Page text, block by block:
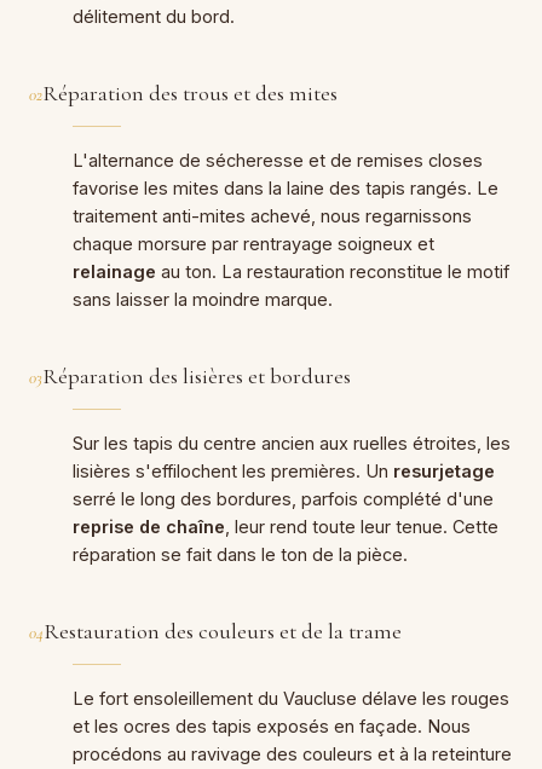
délitement du bord.
02Réparation des trous et des mites
L'alternance de sécheresse et de remises closes
favorise les mites dans la laine des tapis rangés. Le
traitement anti-mites achevé, nous regarnissons
chaque morsure par rentrayage soigneux et
relainage au ton. La restauration reconstitue le motif
sans laisser la moindre marque.
03Réparation des lisières et bordures
Sur les tapis du centre ancien aux ruelles étroites, les
lisières s'effilochent les premières. Un resurjetage
serré le long des bordures, parfois complété d'une
reprise de chaîne , leur rend toute leur tenue. Cette
réparation se fait dans le ton de la pièce.
04Restauration des couleurs et de la trame
Le fort ensoleillement du Vaucluse délave les rouges
et les ocres des tapis exposés en façade. Nous
procédons au ravivage des couleurs et à la reteinture